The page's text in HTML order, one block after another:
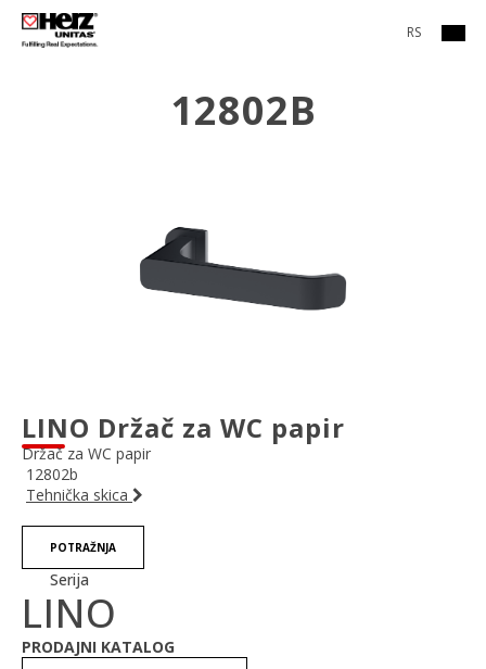
RS
12802B
LINO Držač za WC papir
Držač za WC papir
12802b
Tehnička skica
POTRAŽNJA
Serija
LINO
PRODAJNI KATALOG